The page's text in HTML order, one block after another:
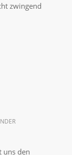
zwingend
uns den